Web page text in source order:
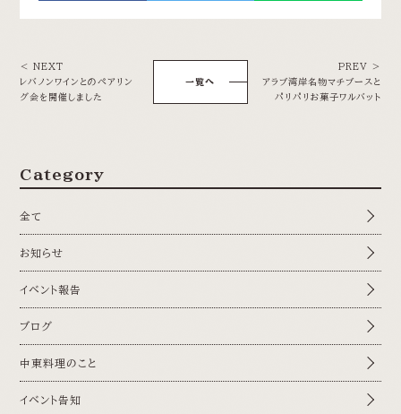
＜ NEXT
レバノンワインとのペアリン
グ会を開催しました
一覧へ
PREV ＞
アラブ湾岸名物マチブースと
パリパリお菓子ワルバット
Category
全て
お知らせ
イベント報告
ブログ
中東料理のこと
イベント告知